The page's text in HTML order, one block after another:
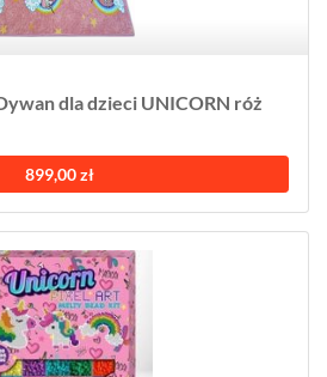
dla dzieci UNICORN róż
899,00 zł